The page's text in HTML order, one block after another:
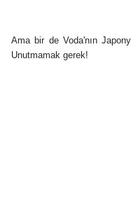
Ama bir de Voda'nın
Unutmamak gerek!